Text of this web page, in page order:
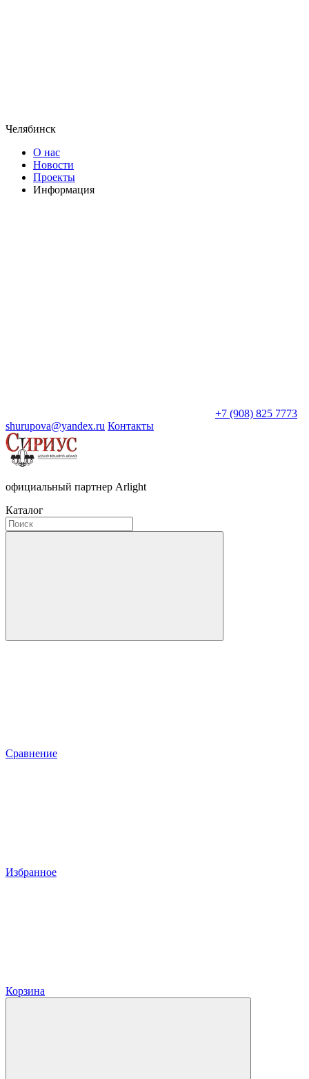
Челябинск
О нас
Новости
Проекты
Информация
+7 (908) 825 7773
shurupova@yandex.ru Контакты
официальный партнер Arlight
Каталог
Сравнение
Избранное
Корзина